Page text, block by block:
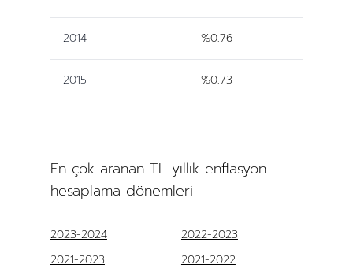
2014 %0.76
2015 %0.73
En çok aranan TL yıllık enflasyon
hesaplama dönemleri
2023-2024
2022-2023
2021-2023
2021-2022